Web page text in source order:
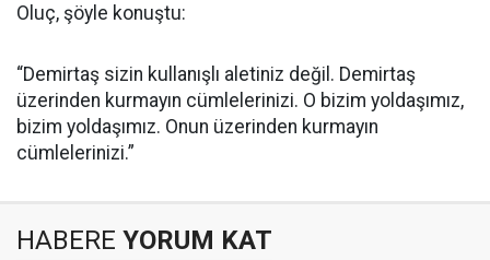
Oluç, şöyle konuştu:
“Demirtaş sizin kullanışlı aletiniz değil. Demirtaş
üzerinden kurmayın cümlelerinizi. O bizim yoldaşımız,
bizim yoldaşımız. Onun üzerinden kurmayın
cümlelerinizi.”
HABERE YORUM KAT